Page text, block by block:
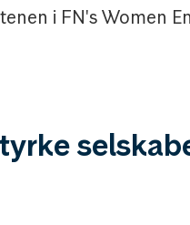
i FN's Women